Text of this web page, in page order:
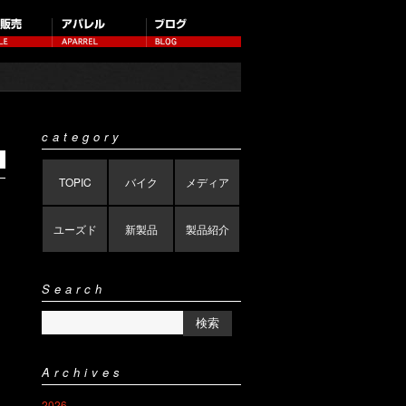
category
TOPIC バイク メディア
ユーズド 新製品 製品紹介
Search
Archives